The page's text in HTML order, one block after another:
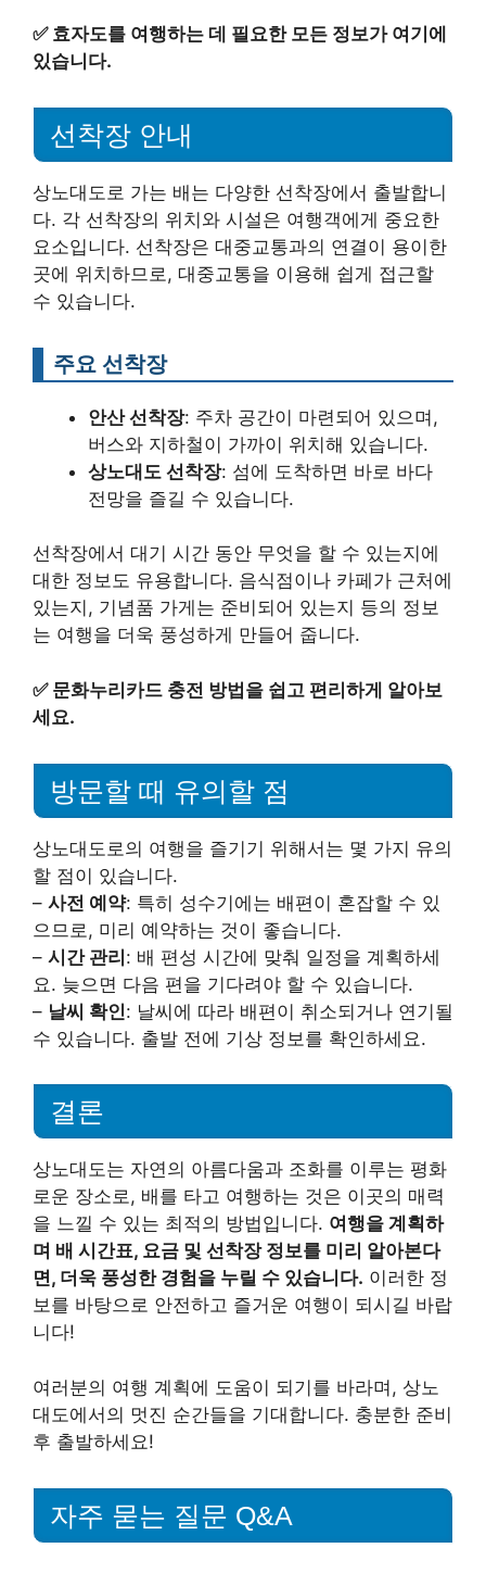
✅ 효자도를 여행하는 데 필요한 모든 정보가 여기에
있습니다.
선착장 안내
상노대도로 가는 배는 다양한 선착장에서 출발합니
다. 각 선착장의 위치와 시설은 여행객에게 중요한
요소입니다. 선착장은 대중교통과의 연결이 용이한
곳에 위치하므로, 대중교통을 이용해 쉽게 접근할
수 있습니다.
주요 선착장
안산 선착장: 주차 공간이 마련되어 있으며,
버스와 지하철이 가까이 위치해 있습니다.
상노대도 선착장: 섬에 도착하면 바로 바다
전망을 즐길 수 있습니다.
선착장에서 대기 시간 동안 무엇을 할 수 있는지에
대한 정보도 유용합니다. 음식점이나 카페가 근처에
있는지, 기념품 가게는 준비되어 있는지 등의 정보
는 여행을 더욱 풍성하게 만들어 줍니다.
✅ 문화누리카드 충전 방법을 쉽고 편리하게 알아보
세요.
방문할 때 유의할 점
상노대도로의 여행을 즐기기 위해서는 몇 가지 유의
할 점이 있습니다.
– 사전 예약: 특히 성수기에는 배편이 혼잡할 수 있
으므로, 미리 예약하는 것이 좋습니다.
– 시간 관리: 배 편성 시간에 맞춰 일정을 계획하세
요. 늦으면 다음 편을 기다려야 할 수 있습니다.
– 날씨 확인: 날씨에 따라 배편이 취소되거나 연기될
수 있습니다. 출발 전에 기상 정보를 확인하세요.
결론
상노대도는 자연의 아름다움과 조화를 이루는 평화
로운 장소로, 배를 타고 여행하는 것은 이곳의 매력
을 느낄 수 있는 최적의 방법입니다. 여행을 계획하
며 배 시간표, 요금 및 선착장 정보를 미리 알아본다
면, 더욱 풍성한 경험을 누릴 수 있습니다. 이러한 정
보를 바탕으로 안전하고 즐거운 여행이 되시길 바랍
니다!
여러분의 여행 계획에 도움이 되기를 바라며, 상노
대도에서의 멋진 순간들을 기대합니다. 충분한 준비
후 출발하세요!
자주 묻는 질문 Q&A